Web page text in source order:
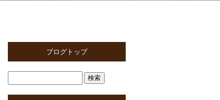
ブログトップ